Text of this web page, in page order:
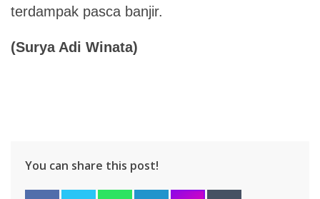
terdampak pasca banjir.
(Surya Adi Winata)
You can share this post!